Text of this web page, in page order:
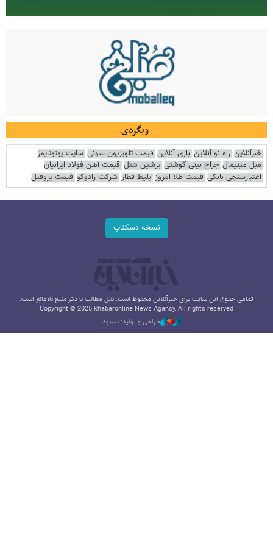
وبگردی
خبرآنلاین راه نو آنلاین بازی آنلاین قیمت تلویزیون سونی سایت یوتوتایمز
مبل مینیمال جراح بینی گوشتی پرشین هتل قیمت آهن فولاد ایرانیان
اعتبارسنجی بانکی قیمت طلا امروز بلیط قطار شرکت رادوکو قیمت پروفیل
نسخه دسکتاپ
تمامی حقوق این سایت برای خبرآنلاین محفوظ است. نقل مطالب با ذکر منبع بلامانع است.
Copyright © 2025 khabaronline News Agancy, All rights reserved
طراحی و تولید: نستوه